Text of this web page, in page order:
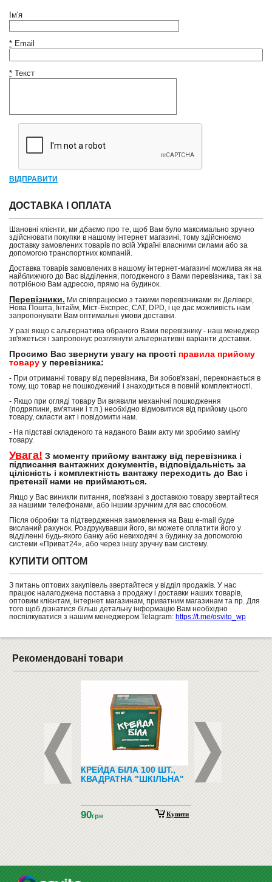
Ім'я
* Email
* Текст
ВІДПРАВИТИ
ДОСТАВКА І ОПЛАТА
Шановні клієнти, ми дбаємо про те, щоб Вам було максимально зручно
здійснювати покупки в нашому інтернет магазині, тому здійснюємо
доставку замовлених товарів по всій Україні власними силами або за
допомогою транспортних компаній.
Доставка товарів замовлених в нашому інтернет-магазині можлива як на
найближчого до Вас відділення, погодженого з Вами перевізника, так і за
потрібною Вам адресою, прямо на будинок.
Перевізники. Ми співпрацюємо з такими перевізниками як Делівері,
Нова Пошта, Інтайм, Міст-Експрес, САТ, DPD, і це дає можливість нам
запропонувати Вам оптимальні умови доставки.
У разі якщо є альтернатива обраного Вами перевізнику - наш менеджер
зв'яжеться і запропонує розглянути альтернативні варіанти доставки.
Просимо Вас звернути увагу на прості правила прийому
товару у перевізника:
- При отриманні товару від перевізника, Ви зобов'язані, переконається в
тому, що товар не пошкоджений і знаходиться в повній комплектності.
- Якщо при огляді товару Ви виявили механічні пошкодження
(подряпини, вм'ятини і т.п.) необхідно відмовитися від прийому цього
товару, скласти акт і повідомити нам.
- На підставі складеного та наданого Вами акту ми зробимо заміну
товару.
Увага! З моменту прийому вантажу від перевізника і
підписання вантажних документів, відповідальність за
цілісність і комплектність вантажу переходить до Вас і
претензії нами не приймаються.
Якщо у Вас виникли питання, пов'язані з доставкою товару звертайтеся
за нашими телефонами, або іншим зручним для вас способом.
Після обробки та підтвердження замовлення на Ваш e-mail буде
висланий рахунок. Роздрукувавши його, ви можете оплатити його у
відділенні будь-якого банку або невиходячі з будинку за допомогою
системи «Приват24», або через іншу зручну вам систему.
КУПИТИ ОПТОМ
З питань оптових закупівель звертайтеся у відділ продажів. У нас
працює налагоджена поставка з продажу і доставки наших товарів,
оптовим клієнтам, інтернет магазинам, приватним магазинам та пр. Для
того щоб дізнатися більш детальну інформацію Вам необхідно
поспілкуватися з нашим менеджером.Telagram: https://t.me/osvito_wp
Рекомендовані товари
ШКІЛЬНОЇ
КВАДРАТНОЇ
КРЕЙДА БІЛА 100 ШТ.,
КВАДРАТНА "ШКІЛЬНА"
90грн Купити
ДОШКА КОРКОВА